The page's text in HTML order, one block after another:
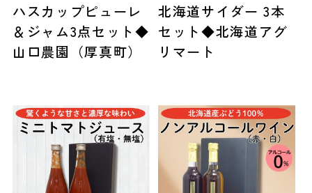
ハスカップピューレ
＆ジャム3点セット◆
山口農園（厚真町）
北海道サイダー 3本
セット◆北海道アグ
リマート